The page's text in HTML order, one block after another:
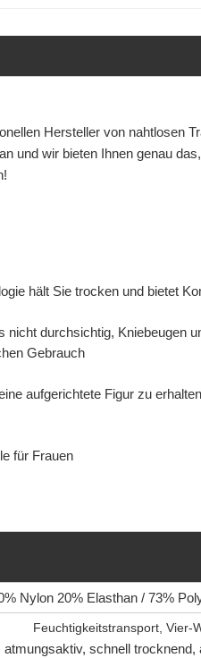
Hersteller von nahtlosen
und wir bieten Ihnen genau
hält Sie trocken und bietet
durchsichtig, Kniebeugen
Gebrauch
aufgerichtete Figur zu
für Frauen
Nylon 20% Elasthan / 73%
Feuchtigkeitstransport, Vier-
atmungsaktiv, schnell trocknend,